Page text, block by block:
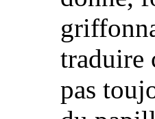
traduire
pas